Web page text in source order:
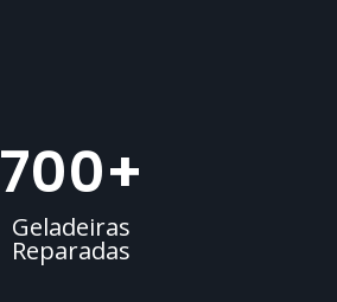
700+
Geladeiras
Reparadas